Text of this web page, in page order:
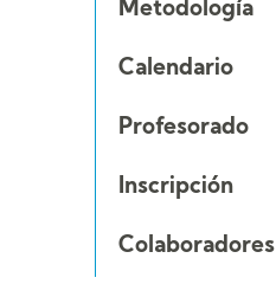
Metodología
Calendario
Profesorado
Inscripción
Colaboradores